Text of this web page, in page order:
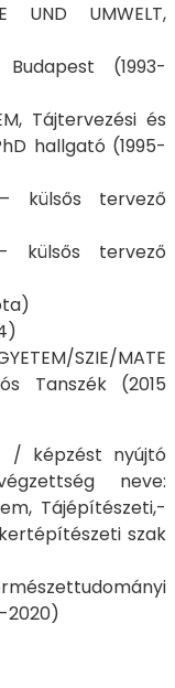
UND UMWELT,
Budapest (1993-
Tájtervezési és
hallgató (1995-
– külsős tervező
külsős tervező
SZIE/MATE
Tanszék (2015
/ képzést nyújtó
neve:
Tájépítészeti,-
szak
2020)